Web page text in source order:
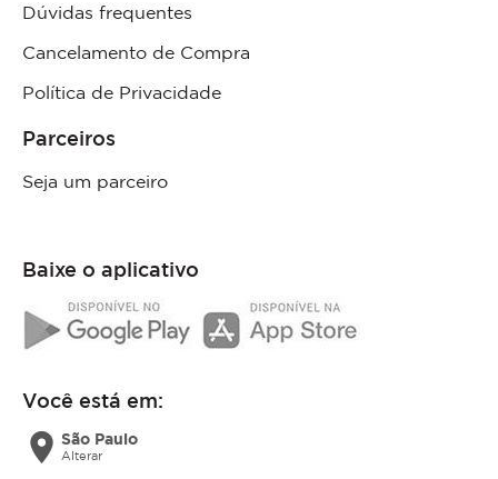
Dúvidas frequentes
Cancelamento de Compra
Política de Privacidade
Parceiros
Seja um parceiro
Baixe o aplicativo
Você está em:
location_on São Paulo
Alterar